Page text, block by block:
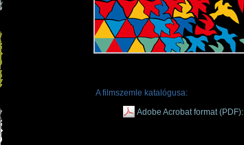
A filmszemle katalógusa:
Adobe Acrobat format (PDF):